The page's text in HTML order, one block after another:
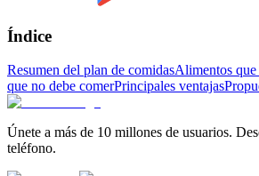
Índice
Resumen del plan de comidasAlimentos que
que no debe comerPrincipales ventajas
Únete a más de 10 millones de usuarios.
teléfono.